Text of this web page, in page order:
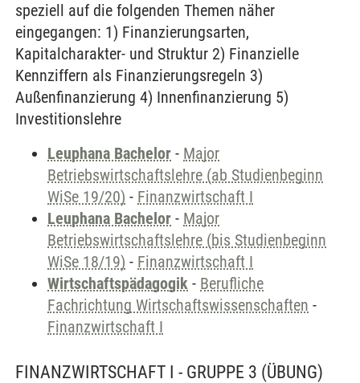
speziell auf die folgenden Themen näher
eingegangen: 1) Finanzierungsarten,
Kapitalcharakter- und Struktur 2) Finanzielle
Kennziffern als Finanzierungsregeln 3)
Außenfinanzierung 4) Innenfinanzierung 5)
Investitionslehre
Leuphana Bachelor - Major
Betriebswirtschaftslehre (ab Studienbeginn
WiSe 19/20) - Finanzwirtschaft I
Leuphana Bachelor - Major
Betriebswirtschaftslehre (bis Studienbeginn
WiSe 18/19) - Finanzwirtschaft I
Wirtschaftspädagogik - Berufliche
Fachrichtung Wirtschaftswissenschaften -
Finanzwirtschaft I
FINANZWIRTSCHAFT I - GRUPPE 3 (ÜBUNG)